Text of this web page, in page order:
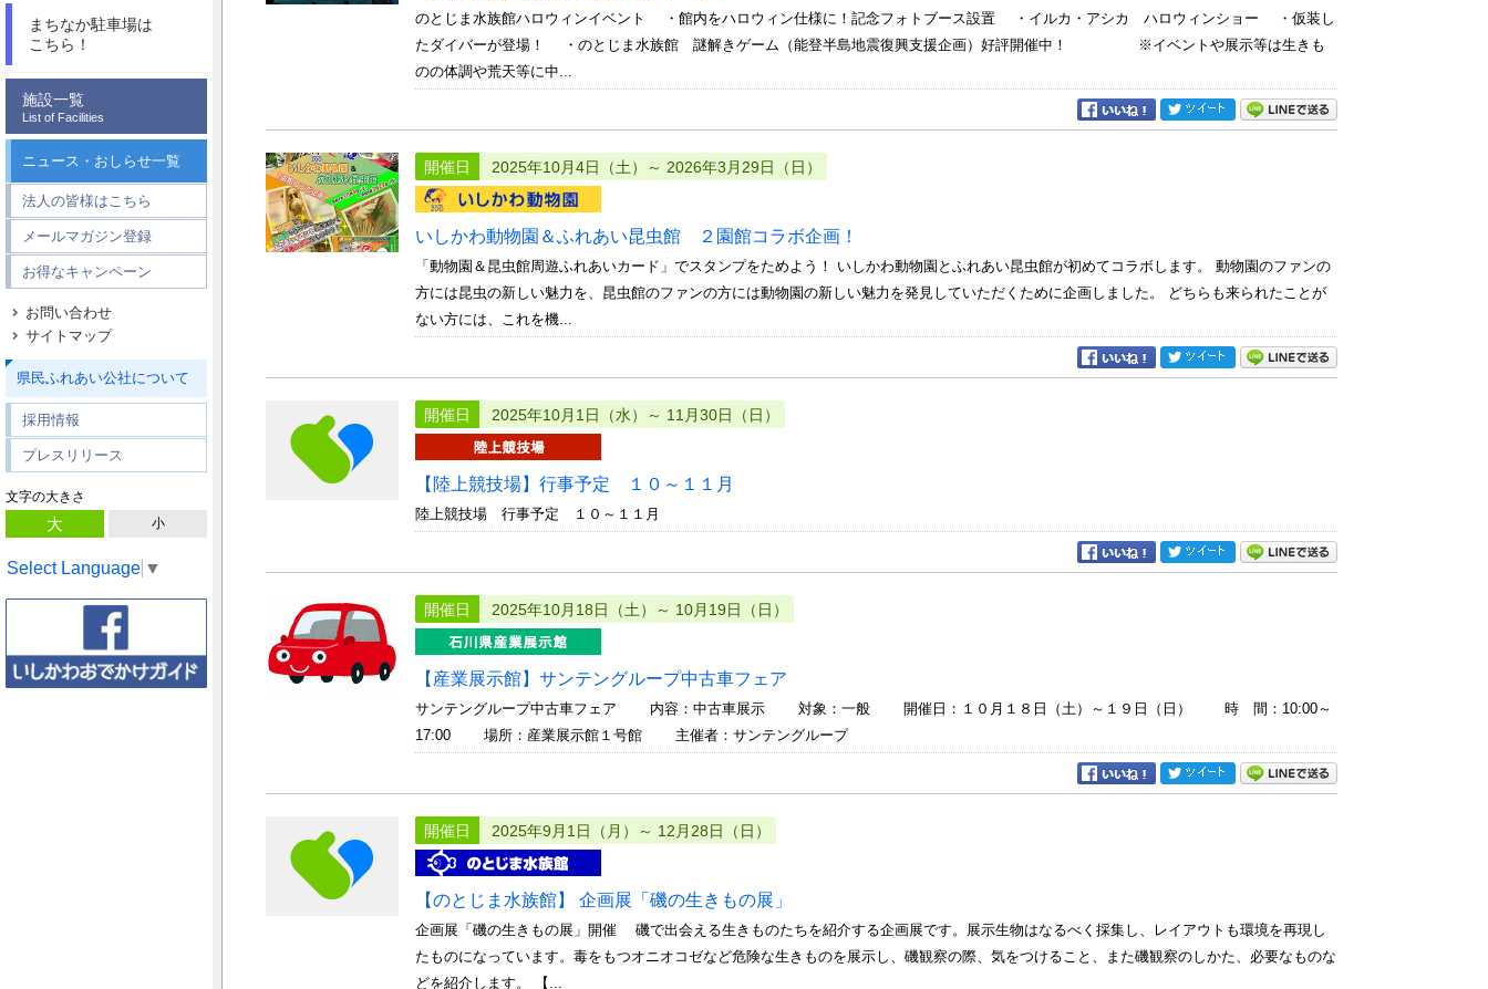
まちなか駐車場は
こちら！
施設一覧
List of Facilities
ニュース・おしらせ一覧
法人の皆様はこちら
メールマガジン登録
お得なキャンペーン
お問い合わせ
サイトマップ
県民ふれあい公社について
採用情報
プレスリリース
文字の大きさ
大 小
Select Language ▼
のとじま水族館ハロウィンイベント ・館内をハロウィン仕様に！記念フォトブース設置 ・イルカ・アシカ ハロウィンショー ・仮装し
たダイバーが登場！ ・のとじま水族館 謎解きゲーム（能登半島地震復興支援企画）好評開催中！ ※イベントや展示等は生きも
のの体調や荒天等に中...
開催日 2025年10月4日（土）～ 2026年3月29日（日）
いしかわ動物園＆ふれあい昆虫館 ２園館コラボ企画！
「動物園＆昆虫館周遊ふれあいカード」でスタンプをためよう！ いしかわ動物園とふれあい昆虫館が初めてコラボします。 動物園のファンの
方には昆虫の新しい魅力を、昆虫館のファンの方には動物園の新しい魅力を発見していただくために企画しました。 どちらも来られたことが
ない方には、これを機...
開催日 2025年10月1日（水）～ 11月30日（日）
【陸上競技場】行事予定 １０～１１月
陸上競技場 行事予定 １０～１１月
開催日 2025年10月18日（土）～ 10月19日（日）
【産業展示館】サンテングループ中古車フェア
サンテングループ中古車フェア 内容：中古車展示 対象：一般 開催日：１０月１８日（土）～１９日（日） 時 間：10:00～
17:00 場所：産業展示館１号館 主催者：サンテングループ
開催日 2025年9月1日（月）～ 12月28日（日）
【のとじま水族館】 企画展「磯の生きもの展」
企画展「磯の生きもの展」開催 磯で出会える生きものたちを紹介する企画展です。展示生物はなるべく採集し、レイアウトも環境を再現し
たものになっています。毒をもつオニオコゼなど危険な生きものを展示し、磯観察の際、気をつけること、また磯観察のしかた、必要なものな
どを紹介します。 【...